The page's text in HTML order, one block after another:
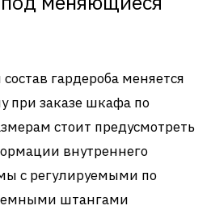
гардероба меняется
при заказе шкафа по
стоит предусмотреть
внутреннего
с регулируемыми по
штангами